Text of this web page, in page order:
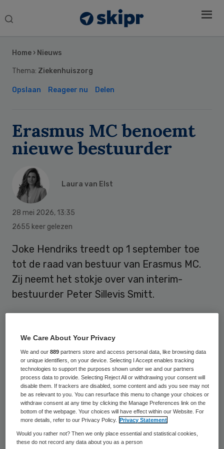
Search
Home › Nieuws
Thema: Ziekenhuiszorg
Opslaan Reageer nu Delen
Erasmus MC benoemt
nieuwe bestuurder
Laura van Elst
28 mei 2026, 13:35
2655 keer gelezen
Joke Hendriks treedt op 1 september toe
tot de raad van bestuur van Erasmus MC.
Zij neemt het stokje over van interim-
bestuurder Peter Sillevis Smitt.
Rotterdam. Daar volgde ze de opleidingen
tot chirurgie en vaatchirurgie. Bij Erasmus
MC ging ze vervolgens aan de slag als
vaatchirurg, hoogleraar en afdelingshoofd.
“Gecombineerd met een indrukwekkend
trackrecord in academisch en medisch
leiderschap binnen het Erasmus MC”,aldus
Sidebar
We Care About Your Privacy
We and our889 partners store and access personal data, like browsing data
or unique identifiers, on your device. Selecting I Accept enables tracking
technologies to support the purposes shown under we and our partners
process data to provide. Selecting Reject All or withdrawing your consent will
disable them. If trackers are disabled, some content and ads you see may not
be as relevant to you. You can resurface this menu to change your choices or
withdraw consent at any time by clicking the Manage Preferences link on the
bottom of the webpage. Your choices will have effect within our Website. For
more details, refer to our Privacy Policy.
Privacy Statement
Would you rather not? Then we only place essential and statistical cookies,
these do not record any data about you as a person